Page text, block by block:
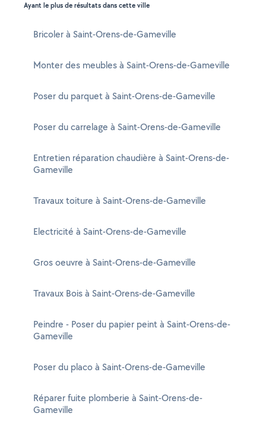
Ayant le plus de résultats dans cette ville
Bricoler à Saint-Orens-de-Gameville
Monter des meubles à Saint-Orens-de-Gameville
Poser du parquet à Saint-Orens-de-Gameville
Poser du carrelage à Saint-Orens-de-Gameville
Entretien réparation chaudière à Saint-Orens-de-
Gameville
Travaux toiture à Saint-Orens-de-Gameville
Electricité à Saint-Orens-de-Gameville
Gros oeuvre à Saint-Orens-de-Gameville
Travaux Bois à Saint-Orens-de-Gameville
Peindre - Poser du papier peint à Saint-Orens-de-
Gameville
Poser du placo à Saint-Orens-de-Gameville
Réparer fuite plomberie à Saint-Orens-de-
Gameville